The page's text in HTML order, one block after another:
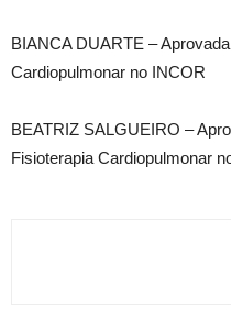
BIANCA DUARTE –
Cardiopulmonar no INCOR
BEATRIZ SALGUEIRO –
Fisioterapia Cardiopulmonar